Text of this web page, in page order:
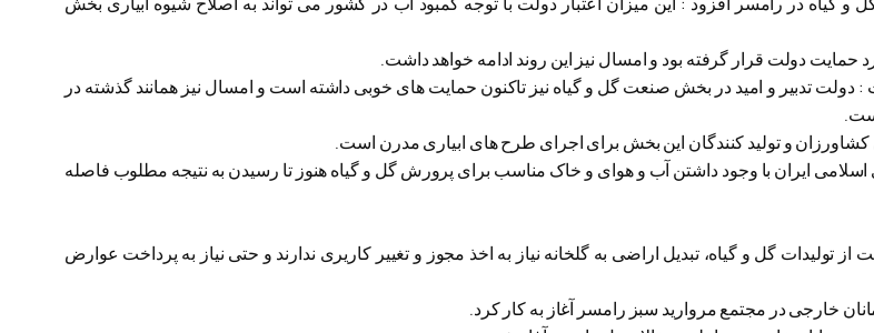
تدبیر و امید در بخش صنعت گل و گیاه نیز تاکنون حمایت های خوبی داشته است و امسال نیز همانند گذشته در
ایران با وجود داشتن آب و هوای و خاک مناسب برای پرورش گل و گیاه هنوز تا رسیدن به نتیجه مطلوب فاصله
گل و گیاه، تبدیل اراضی به گلخانه نیاز به اخذ مجوز و تغییر کاریری ندارند و حتی نیاز به پرداخت عوارض